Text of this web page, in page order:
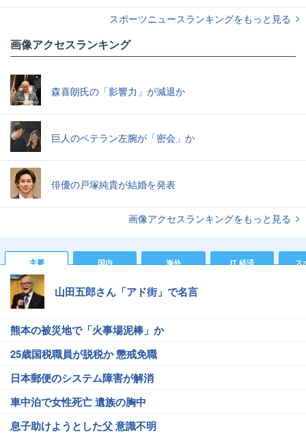
スポーツニュースランキングをもっと見る
画像アクセスランキング
森喜朗氏の「影響力」が減退か
巨人のベテラン左腕が「密会」か
俳優の戸塚純貴が結婚を発表
画像アクセスランキングをもっと見る
主要 国内 海外 IT 経済 ス
山田五郎さん「アド街」で名言
熊本の被災地で「火事場泥棒」か
25歳国税職員が脱税か 懲戒免職
日本郵便のシステム障害が解消
車中泊で女性死亡 遺族の胸中
息子助けようとした父 意識不明